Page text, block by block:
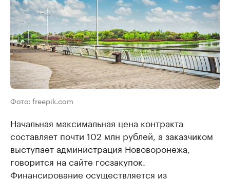
Фото: freepik.com
Начальная максимальная цена контракта
составляет почти 102 млн рублей, а заказчиком
выступает администрация Нововоронежа,
говорится на сайте госзакупок.
Финансирование осуществляется из